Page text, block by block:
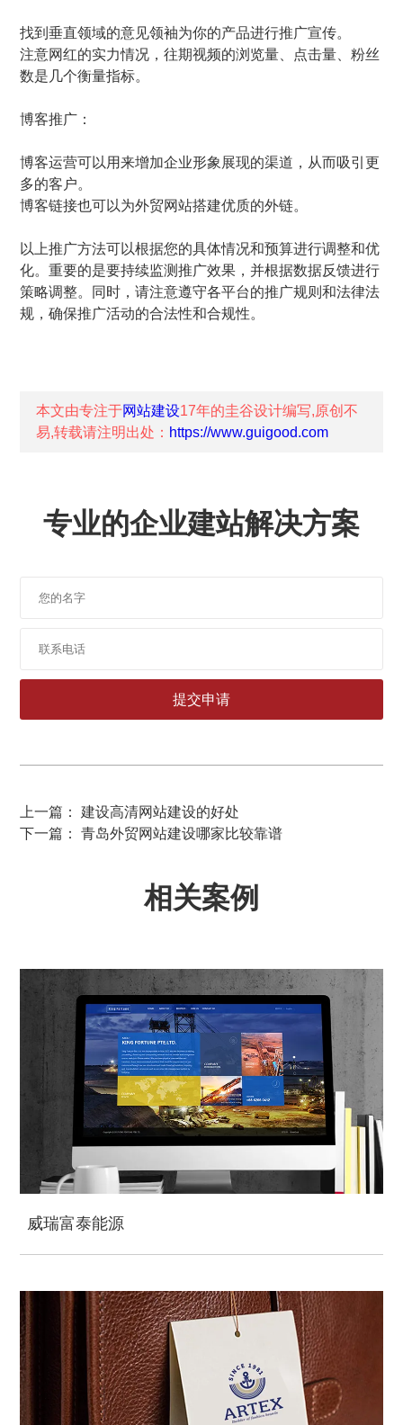
找到垂直领域的意见领袖为你的产品进行推广宣传。
注意网红的实力情况，往期视频的浏览量、点击量、粉丝
数是几个衡量指标。
博客推广：
博客运营可以用来增加企业形象展现的渠道，从而吸引更
多的客户。
博客链接也可以为外贸网站搭建优质的外链。
以上推广方法可以根据您的具体情况和预算进行调整和优
化。重要的是要持续监测推广效果，并根据数据反馈进行
策略调整。同时，请注意遵守各平台的推广规则和法律法
规，确保推广活动的合法性和合规性。
本文由专注于网站建设17年的圭谷设计编写,原创不
易,转载请注明出处： https://www.guigood.com
专业的企业建站解决方案
上一篇： 建设高清网站建设的好处
下一篇： 青岛外贸网站建设哪家比较靠谱
相关案例
威瑞富泰能源